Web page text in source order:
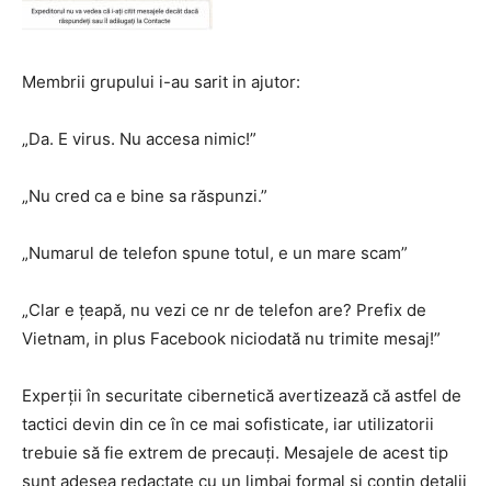
Membrii grupului i-au sarit in ajutor:
„Da. E virus. Nu accesa nimic!”
„Nu cred ca e bine sa răspunzi.”
„Numarul de telefon spune totul, e un mare scam”
„Clar e țeapă, nu vezi ce nr de telefon are? Prefix de
Vietnam, in plus Facebook niciodată nu trimite mesaj!”
Experții în securitate cibernetică avertizează că astfel de
tactici devin din ce în ce mai sofisticate, iar utilizatorii
trebuie să fie extrem de precauți. Mesajele de acest tip
sunt adesea redactate cu un limbaj formal și conțin detalii